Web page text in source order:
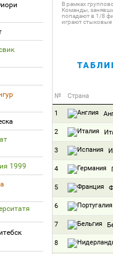
1999
В рамках
Команды,
попадают в 1/8
играют стыковые
№ Страна
1
2
3
4
5
6
7
8